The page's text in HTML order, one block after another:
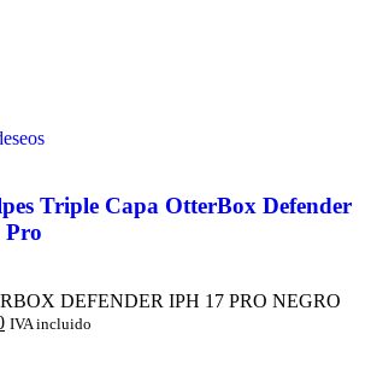
Triple Capa OtterBox Defender
Pro
DEFENDER IPH 17 PRO NEGRO
IVA incluido